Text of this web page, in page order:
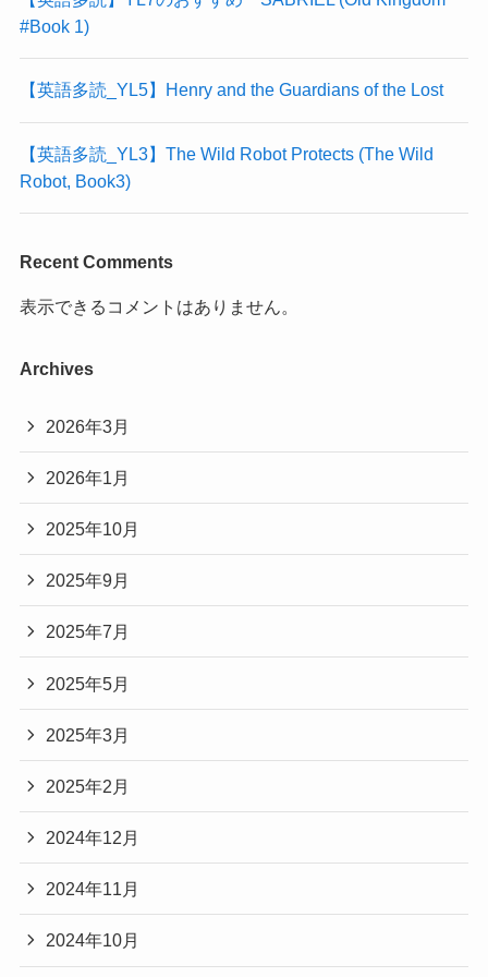
#Book 1)
【英語多読_YL5】Henry and the Guardians of the Lost
【英語多読_YL3】The Wild Robot Protects (The Wild
Robot, Book3)
Recent Comments
表示できるコメントはありません。
Archives
2026年3月
2026年1月
2025年10月
2025年9月
2025年7月
2025年5月
2025年3月
2025年2月
2024年12月
2024年11月
2024年10月